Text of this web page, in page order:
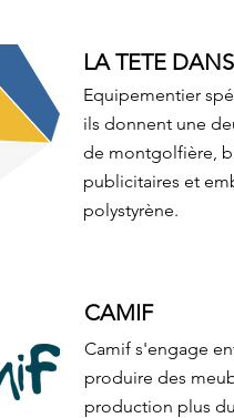
LA TETE
Equipementier
ils donnent une
de montgolfière,
publicitaires et
polystyrène.
CAMIF
Camif s'engage
produire des
production plus